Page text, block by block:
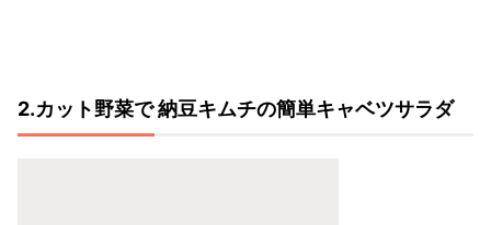
2.カット野菜で 納豆キムチの簡単キャベツサラダ